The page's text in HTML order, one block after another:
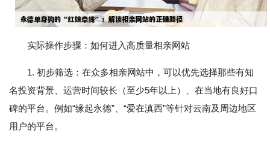
实际操作步骤：如何进入高质量相亲网站
1. 初步筛选：在众多相亲网站中，可以优先选择那些有知
名投资背景、运营时间较长（至少5年以上）、在当地有良好口
碑的平台。例如“缘起永德”、“爱在滇西”等针对云南及周边地区
用户的平台。